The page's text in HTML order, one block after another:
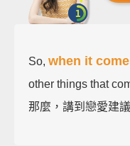
So, when it
other things that
那麼，講到戀愛建